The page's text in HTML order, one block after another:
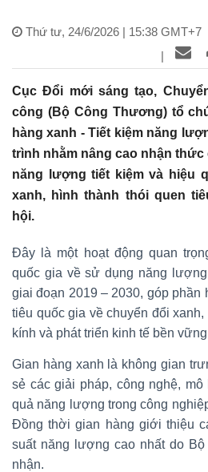
Thứ tư, 24/6/2026 | 15:38 GMT+7
|
Cục Đổi mới sáng tạo,
công (Bộ Công Thương) tổ
hàng xanh - Tiết kiệm năng
trình nhằm nâng cao nhận
năng lượng tiết kiệm và hiệu
xanh, hình thành thói quen
hội.
Đây là một hoạt động quan
quốc gia về sử dụng năng
giai đoạn 2019 – 2030, góp phần
tiêu quốc gia về chuyển đổi
kính và phát triển kinh tế bền
Gian hàng xanh là không gian
sẻ các giải pháp, công nghệ,
quả năng lượng trong công
Đồng thời gian hàng giới thiệu
suất năng lượng cao nhất do
nhận.